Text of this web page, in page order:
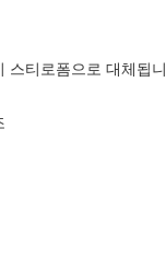
스티로폼으로 대체됩